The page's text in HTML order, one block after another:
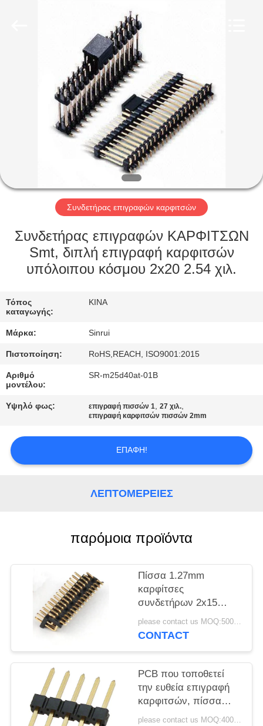
ΠΡΟΪΌΝΤΑ
ΠΕΡΊΠΟΥ
ΓΎΡΟΣ
ΕΡΓΟΣΤΑΣΊΩΝ
ΠΟΙΟΤΙΚΌΣ
ΈΛΕΓΧΟΣ
ΜΑΣ
ΕΛΆΤΕ
ΕΠΑΦΉ
ΜΕ
ΈΝΑ
ΑΠΌΣΠΑΣΜΑ
PRIVACY
Συνδετήρας επιγραφών καρφιτσών
Συνδετήρας επιγραφών ΚΑΡΦΙΤΣΩΝ
Smt, διπλή επιγραφή καρφιτσών
υπόλοιπου κόσμου 2x20 2.54 χιλ.
Τόπος
καταγωγής:
ΚΙΝΑ
Μάρκα: Sinrui
Πιστοποίηση: RoHS,REACH, ISO9001:2015
Αριθμό
μοντέλου:
SR-m25d40at-01B
Υψηλό φως: επιγραφή πισσών 1,27 χιλ.,
επιγραφή καρφιτσών πισσών 2mm
ΕΠΑΦΉ!
ΛΕΠΤΟΜΈΡΕΙΕΣ
παρόμοια προϊόντα
Πίσσα 1.27mm
καρφίτσες
συνδετήρων 2x15
επιγραφών καρφιτσών
90 καρφίτσες
please contact us MOQ:5000pcs
CONTACT
PCB που τοποθετεί
την ευθεία επιγραφή
καρφιτσών, πίσσα
2.54mm καρφιτσών
please contact us MOQ:4000PCS